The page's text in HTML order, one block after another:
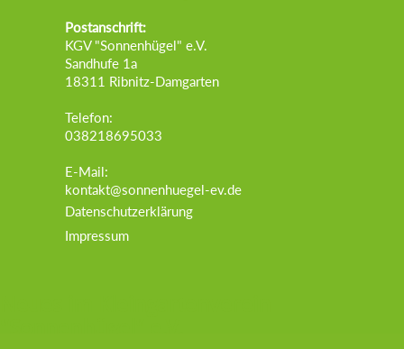
Postanschrift:
KGV "Sonnenhügel" e.V.
Sandhufe 1a
18311 Ribnitz-Damgarten
Telefon:
038218695033
E-Mail:
kontakt@sonnenhuegel-ev.de
Datenschutzerklärung
Impressum